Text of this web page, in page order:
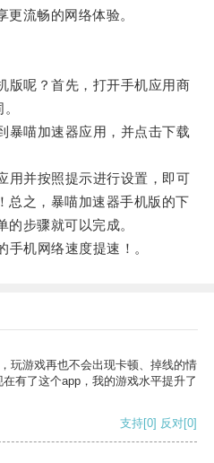
流畅的网络体验。
呢？首先，打开手机应用商
喵加速器应用，并点击下载
并按照提示进行设置，即可
总之，暴喵加速器手机版的下
步骤就可以完成。
机网络速度提速！。
玩游戏再也不会出现卡顿、掉线的情
有了这个app，我的游戏水平提升了
支持[0] 反对[0]